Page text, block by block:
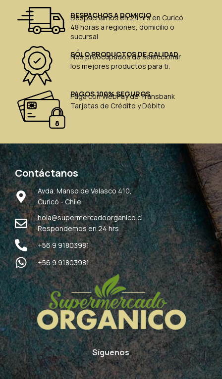
DESPACHOS A DOMICIO
Despachamos en 24 hrs en Curicó
48 horas a regiones, domicilio o
sucursal
SÓLO PRODUCTOS DE CALIDAD
Nos preocupados de seleccionar
los mejores productos para ti.
PAGOS 100% SEGUROS
Paga con WebPay de Transbank
Tarjetas de Crédito y Débito
Contáctanos
Avda. Manso de Velasco 410,
Curicó - Chile
hola@supermercadoorganico.cl
Respondemos en 24 hrs
+56 9 91803981
+56 9 91803981
Síguenos